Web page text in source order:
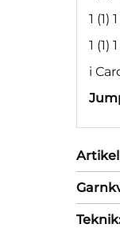
1 (1)
1 (1)
i